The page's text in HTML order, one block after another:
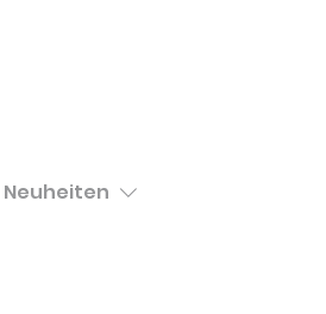
Neuheiten